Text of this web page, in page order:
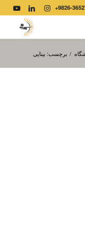
/ برچسب: بینایی